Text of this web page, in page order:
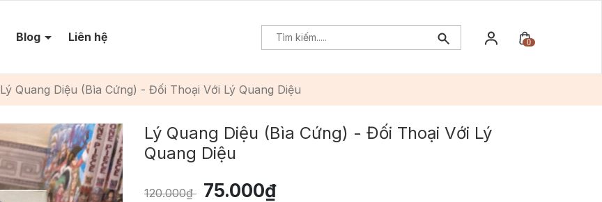
Blog Liên hệ 0
Lý Quang Diệu (Bìa Cứng) - Đối Thoại Với Lý Quang Diệu
Lý Quang Diệu (Bìa Cứng) - Đối Thoại Với Lý
Quang Diệu
120.000₫ 75.000₫